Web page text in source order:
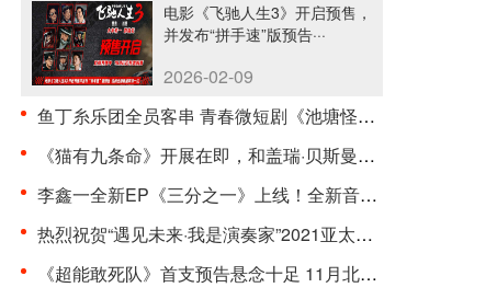
电影《飞驰人生3》开启预售，
并发布“拼手速”版预告···
2026-02-09
鱼丁糸乐团全员客串 青春微短剧《池塘怪谈》今日正式···
《猫有九条命》开展在即，和盖瑞·贝斯曼一起进入奇···
李鑫一全新EP《三分之一》上线！全新音乐曲风，寻求···
热烈祝贺“遇见未来·我是演奏家”2021亚太国际器乐···
《超能敢死队》首支预告悬念十足 11月北美上映引期待···